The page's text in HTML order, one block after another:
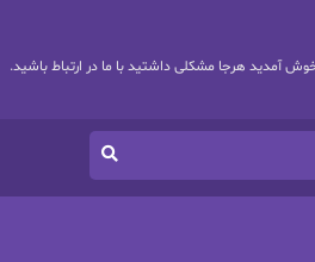
آمدید هرجا مشکلی داشتید با ما در ارتباط باشید.